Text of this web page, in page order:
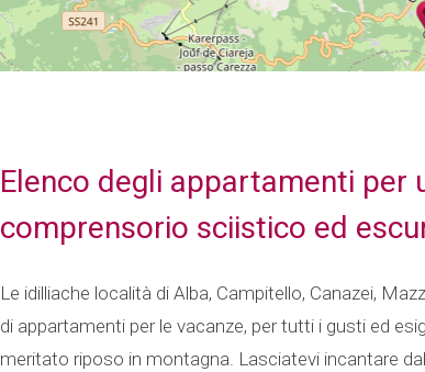
Elenco degli appartamenti per
comprensorio sciistico ed
Le idilliache località di Alba, Campitello, Canazei,
di appartamenti per le vacanze, per tutti i gusti ed
meritato riposo in montagna. Lasciatevi incantare